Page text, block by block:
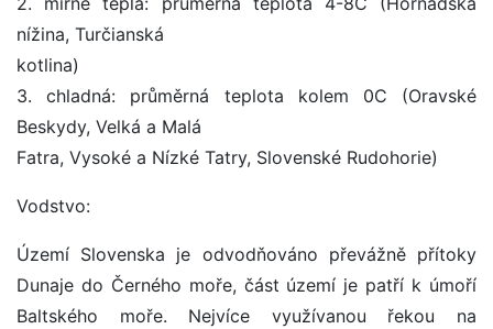
nížina, Turčianská
kotlina)
3. chladná: průměrná teplota kolem 0C (Oravské
Beskydy, Velká a Malá
Fatra, Vysoké a Nízké Tatry, Slovenské Rudohorie)
Vodstvo:
Území Slovenska je odvodňováno převážně přítoky
Dunaje do Černého moře, část území je patří k úmoří
Baltského moře. Nejvíce využívanou řekou na